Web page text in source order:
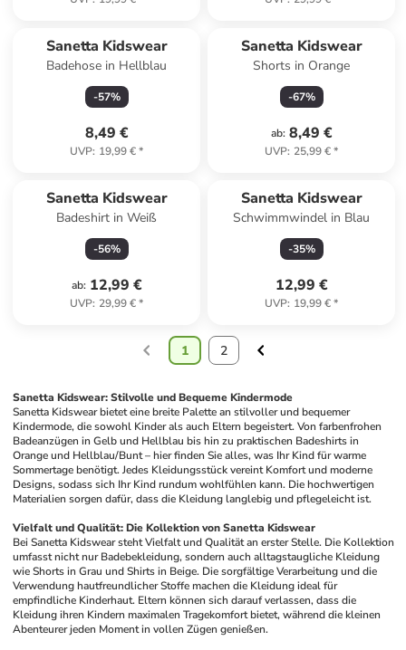
Sanetta Kidswear
Badehose in Hellblau
-57%
8,49 €
UVP: 19,99 €*
Sanetta Kidswear
Shorts in Orange
-67%
ab: 8,49 €
UVP: 25,99 €*
Sanetta Kidswear
Badeshirt in Weiß
-56%
ab: 12,99 €
UVP: 29,99 €*
Sanetta Kidswear
Schwimmwindel in Blau
-35%
12,99 €
UVP: 19,99 €*
1 2
Sanetta Kidswear: Stilvolle und Bequeme Kindermode
Sanetta Kidswear bietet eine breite Palette an stilvoller und bequemer
Kindermode, die sowohl Kinder als auch Eltern begeistert. Von farbenfrohen
Badeanzügen in Gelb und Hellblau bis hin zu praktischen Badeshirts in
Orange und Hellblau/Bunt – hier finden Sie alles, was Ihr Kind für warme
Sommertage benötigt. Jedes Kleidungsstück vereint Komfort und moderne
Designs, sodass sich Ihr Kind rundum wohlfühlen kann. Die hochwertigen
Materialien sorgen dafür, dass die Kleidung langlebig und pflegeleicht ist.
Vielfalt und Qualität: Die Kollektion von Sanetta Kidswear
Bei Sanetta Kidswear steht Vielfalt und Qualität an erster Stelle. Die Kollektion
umfasst nicht nur Badebekleidung, sondern auch alltagstaugliche Kleidung
wie Shorts in Grau und Shirts in Beige. Die sorgfältige Verarbeitung und die
Verwendung hautfreundlicher Stoffe machen die Kleidung ideal für
empfindliche Kinderhaut. Eltern können sich darauf verlassen, dass die
Kleidung ihren Kindern maximalen Tragekomfort bietet, während die kleinen
Abenteurer jeden Moment in vollen Zügen genießen.